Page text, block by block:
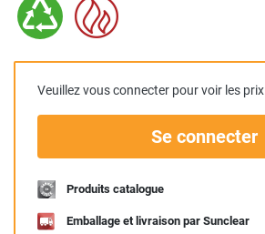
Veuillez vous connecter pour voir les prix
Se connecter
Produits catalogue
Emballage et livraison par Sunclear